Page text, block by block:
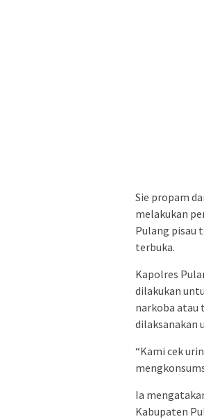
Sie propam
melakukan
Pulang pisau
terbuka.
Kapolres
dilakukan
narkoba atau
dilaksanakan
“Kami cek
Ia
Kabupaten